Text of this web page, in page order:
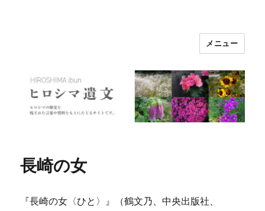
メニュー
長崎の女
『長崎の女〈ひと〉』（鶴文乃、中央出版社、